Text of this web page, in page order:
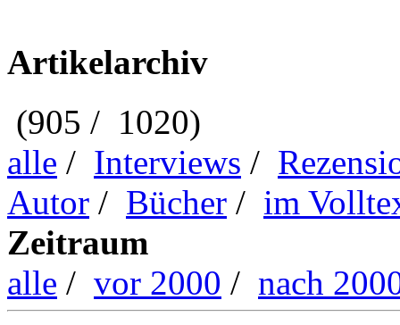
Artikelarchiv
(905 / 1020)
alle / Interviews /
Autor / Bücher / im
Zeitraum
alle / vor 2000 / nach